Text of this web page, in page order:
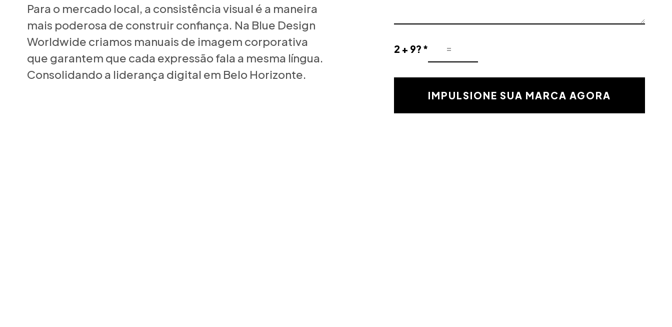
Para o mercado local, a consistência visual é a maneira
mais poderosa de construir confiança. Na Blue Design
Worldwide criamos manuais de imagem corporativa
que garantem que cada expressão fala a mesma língua.
Consolidando a liderança digital em Belo Horizonte.
2 + 9? *
Resultado
la
validaciónIMPULSIONE SUA MARCA AGORA